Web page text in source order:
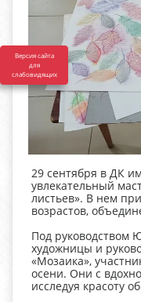
Версия сайта
для
слабовидящих
29 сентября в ДК
увлекательный
листьев». В нем
возрастов,
Под руководством
художницы и
«Мозаика»,
осени. Они с
исследуя красоту